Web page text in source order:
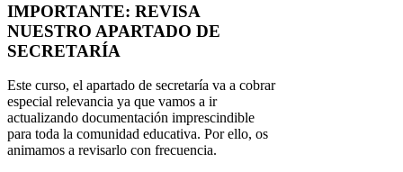
IMPORTANTE: REVISA
NUESTRO APARTADO DE
SECRETARÍA
Este curso, el apartado de secretaría va a cobrar
especial relevancia ya que vamos a ir
actualizando documentación imprescindible
para toda la comunidad educativa. Por ello, os
animamos a revisarlo con frecuencia.